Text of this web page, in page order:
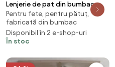
Lenjerie de pat din bumbac
pentru patut Renforce LOVITA
roz Dimensiune lenjerie de pat:
45 x 65 cm | 90 x 135 cm
Pentru fete, pentru pătuț,
fabricată din bumbac
Disponibil în 2 e-shop-uri
În stoc